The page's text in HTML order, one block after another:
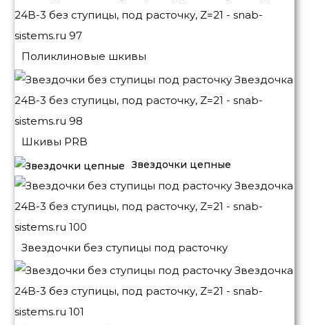
Поликлиновые шкивы
Шкивы PRB
Звездочки цепные
Звездочки без ступицы под расточку